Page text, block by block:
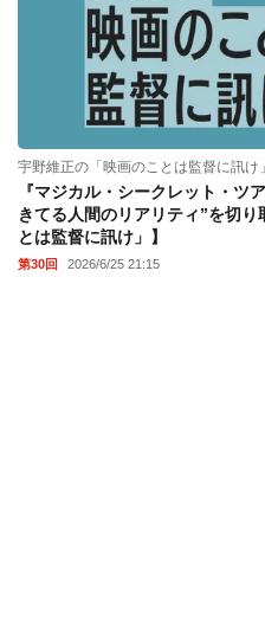
宇野維正の「映画のことは監督に訊け」
『マジカル・シークレット・ツ
きてる人間のリアリティ”を切
とは監督に訊け」】
第30回 2026/6/25 21:15